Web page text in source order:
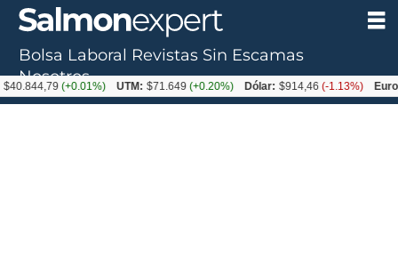
Bolsa Laboral Revistas Sin Escamas
Nosotros
(+0.01%) UTM: $71.649(+0.20%) Dólar: $914,46(-1.13%) Euro: